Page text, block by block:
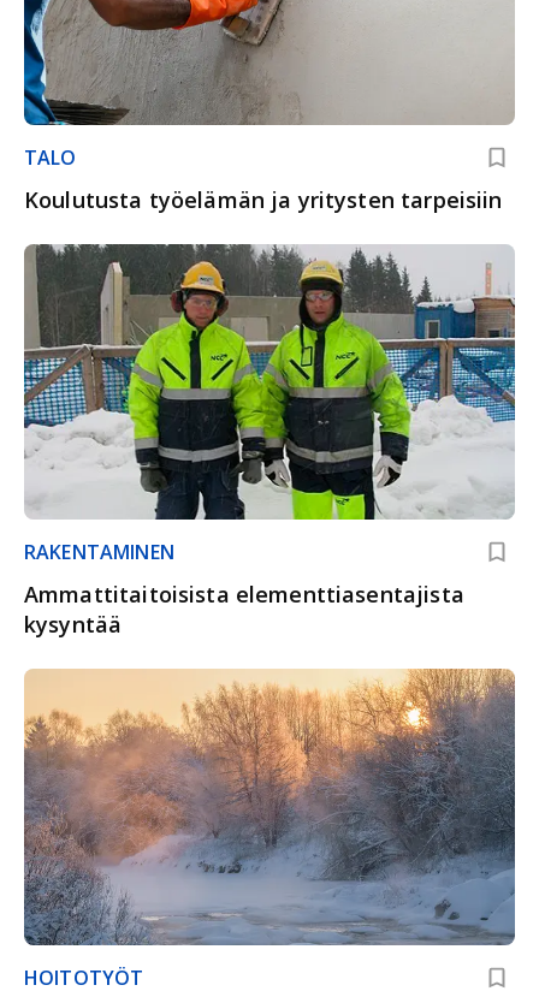
TALO
Koulutusta työelämän ja yritysten tarpeisiin
RAKENTAMINEN
Ammattitaitoisista elementtiasentajista
kysyntää
HOITOTYÖT